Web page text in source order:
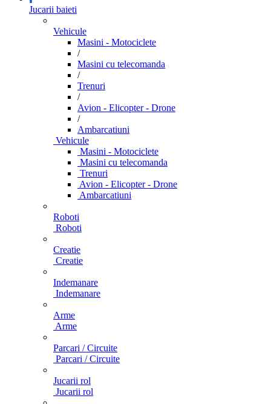
Jucarii baieti
Vehicule
Masini - Motociclete
/
Masini cu telecomanda
/
Trenuri
/
Avion - Elicopter - Drone
/
Ambarcatiuni
Vehicule
Masini - Motociclete
Masini cu telecomanda
Trenuri
Avion - Elicopter - Drone
Ambarcatiuni
Roboti
Roboti
Creatie
Creatie
Indemanare
Indemanare
Arme
Arme
Parcari / Circuite
Parcari / Circuite
Jucarii rol
Jucarii rol